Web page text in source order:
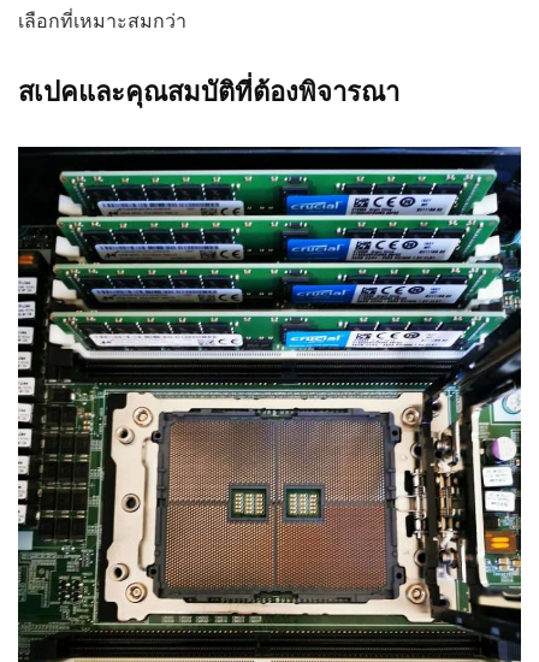
เลือกที่เหมาะสมกว่า
สเปคและคุณสมบัติที่ต้องพิจารณา